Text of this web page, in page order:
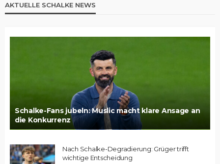
AKTUELLE SCHALKE NEWS
Schalke-Fans jubeln: Muslic macht klare Ansage an
die Konkurrenz
Nach Schalke-Degradierung: Grüger trifft
wichtige Entscheidung